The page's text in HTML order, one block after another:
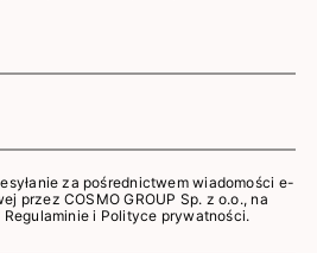
za pośrednictwem wiadomości e-
przez COSMO GROUP Sp. z o.o., na
Regulaminie i Polityce prywatności.